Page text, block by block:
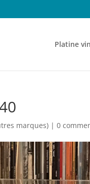
Platine
marques) |0